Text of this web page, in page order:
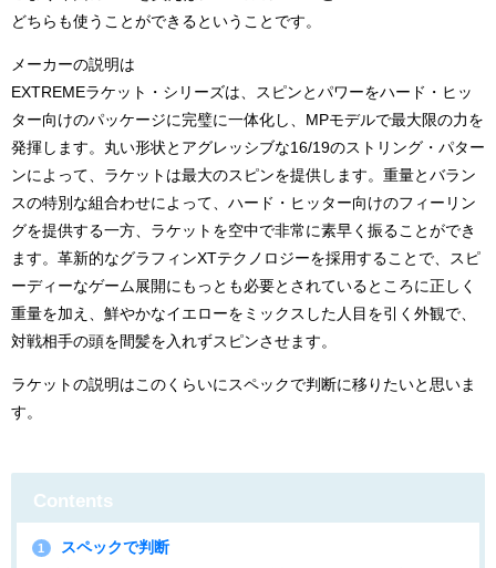
どちらも使うことができるということです。
メーカーの説明は
EXTREMEラケット・シリーズは、スピンとパワーをハード・ヒッ
ター向けのパッケージに完璧に一体化し、MPモデルで最大限の力を
発揮します。丸い形状とアグレッシブな16/19のストリング・パター
ンによって、ラケットは最大のスピンを提供します。重量とバラン
スの特別な組合わせによって、ハード・ヒッター向けのフィーリン
グを提供する一方、ラケットを空中で非常に素早く振ることができ
ます。革新的なグラフィンXTテクノロジーを採用することで、スピ
ーディーなゲーム展開にもっとも必要とされているところに正しく
重量を加え、鮮やかなイエローをミックスした人目を引く外観で、
対戦相手の頭を間髪を入れずスピンさせます。
ラケットの説明はこのくらいにスペックで判断に移りたいと思いま
す。
Contents
1 スペックで判断